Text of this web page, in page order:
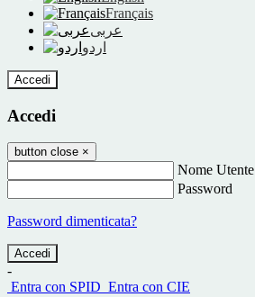
Français
عربى
اردو
Accedi
Accedi
button close ×
Nome Utente
Password
Password dimenticata?
-
Entra con SPID Entra con CIE